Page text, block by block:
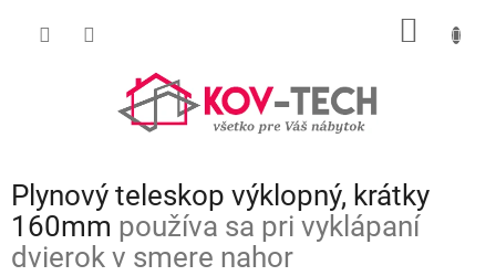
Plynový teleskop výklopný, krátky
160mm používa sa pri vyklápaní
dvierok v smere nahor